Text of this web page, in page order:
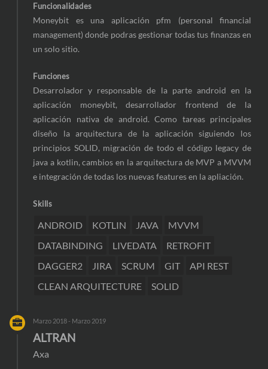
Funcionalidades
Moneybit es una aplicación pfm (personal financial
management) donde podras gestionar todas tus finanzas en
un solo sitio.
Funciones
Desarrolador y responsable de la parte android en la
aplicación moneybit, desarrollador frontend de la
aplicación nativa de android. Como tareas principales
diseño la arquitectura de la aplicación siguiendo los
principios SOLID, migración de todo el código legacy de
java a kotlin, cambios en la arquitectura de MVP a MVVM
e integración de todas los nuevas features en la apliación.
Skills
ANDROID KOTLIN JAVA
MVVM
DATABINDING
LIVEDATA
RETROFIT
DAGGER2
JIRA SCRUM GIT
API REST
CLEAN ARQUITECTURE
SOLID
Marzo 2018 - Marzo 2019
ALTRAN
Axa